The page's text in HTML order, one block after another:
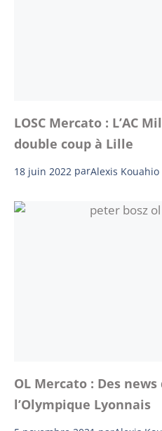
LOSC Mercato : L’AC
double coup à Lille
18 juin 2022 parAlexis Kouahio
OL Mercato : Des news
l’Olympique Lyonnais